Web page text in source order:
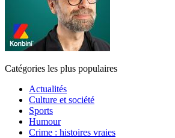
Catégories les plus populaires
Actualités
Culture et société
Sports
Humour
Crime : histoires vraies